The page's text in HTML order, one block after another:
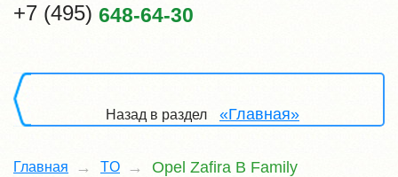
+7 (495) 648-64-30
Назад в раздел «Главная»
Главная TO Opel Zafira B Family